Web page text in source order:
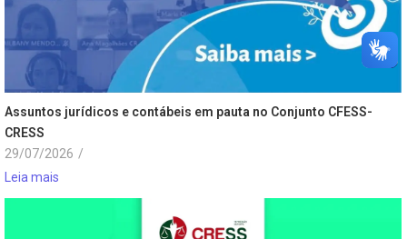
Assuntos jurídicos e contábeis em pauta no Conjunto CFESS-
CRESS
29/07/2026 /
Leia mais